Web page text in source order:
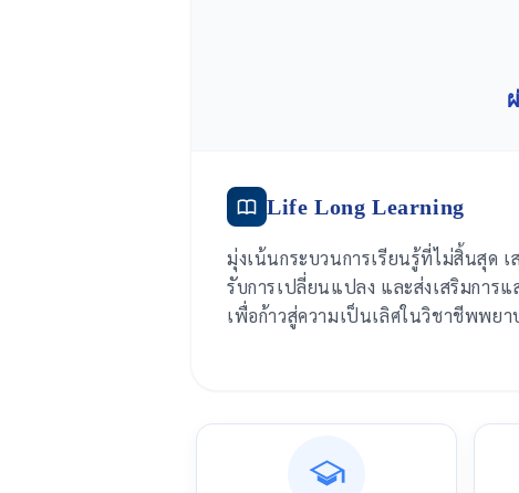
Life Long Learning
มุ่งเน้นกระบวนการเรียนรู้ที่ไม่สิ้นสุด
รับการเปลี่ยนแปลง และส่งเสริมการแ
เพื่อก้าวสู่ความเป็นเลิศในวิชาชีพพยา